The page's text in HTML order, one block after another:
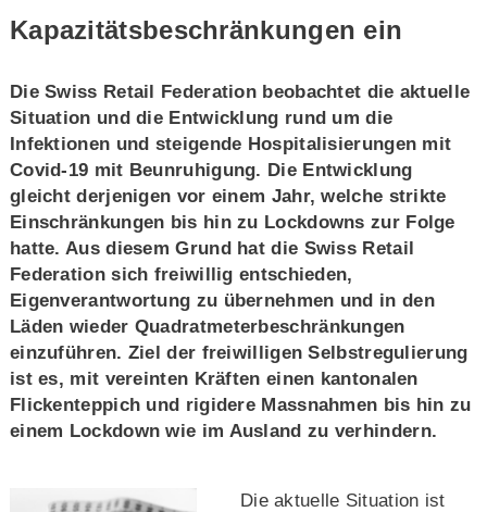
Kapazitätsbeschränkungen ein
Die Swiss Retail Federation beobachtet die aktuelle
Situation und die Entwicklung rund um die
Infektionen und steigende Hospitalisierungen mit
Covid-19 mit Beunruhigung. Die Entwicklung
gleicht derjenigen vor einem Jahr, welche strikte
Einschränkungen bis hin zu Lockdowns zur Folge
hatte. Aus diesem Grund hat die Swiss Retail
Federation sich freiwillig entschieden,
Eigenverantwortung zu übernehmen und in den
Läden wieder Quadratmeterbeschränkungen
einzuführen. Ziel der freiwilligen Selbstregulierung
ist es, mit vereinten Kräften einen kantonalen
Flickenteppich und rigidere Massnahmen bis hin zu
einem Lockdown wie im Ausland zu verhindern.
Die aktuelle Situation ist